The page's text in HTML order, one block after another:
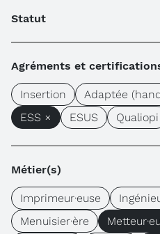
Statut
Agréments et
Insertion Adaptée
ESS ×
ESUS Qualiopi
Métier(s)
Imprimeur·euse
Menuisier·ère